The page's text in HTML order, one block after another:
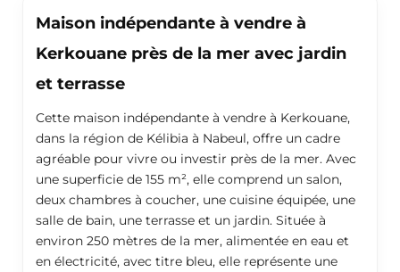
Maison indépendante à vendre à
Kerkouane près de la mer avec jardin
et terrasse
Cette maison indépendante à vendre à Kerkouane,
dans la région de Kélibia à Nabeul, offre un cadre
agréable pour vivre ou investir près de la mer. Avec
une superficie de 155 m², elle comprend un salon,
deux chambres à coucher, une cuisine équipée, une
salle de bain, une terrasse et un jardin. Située à
environ 250 mètres de la mer, alimentée en eau et
en électricité, avec titre bleu, elle représente une